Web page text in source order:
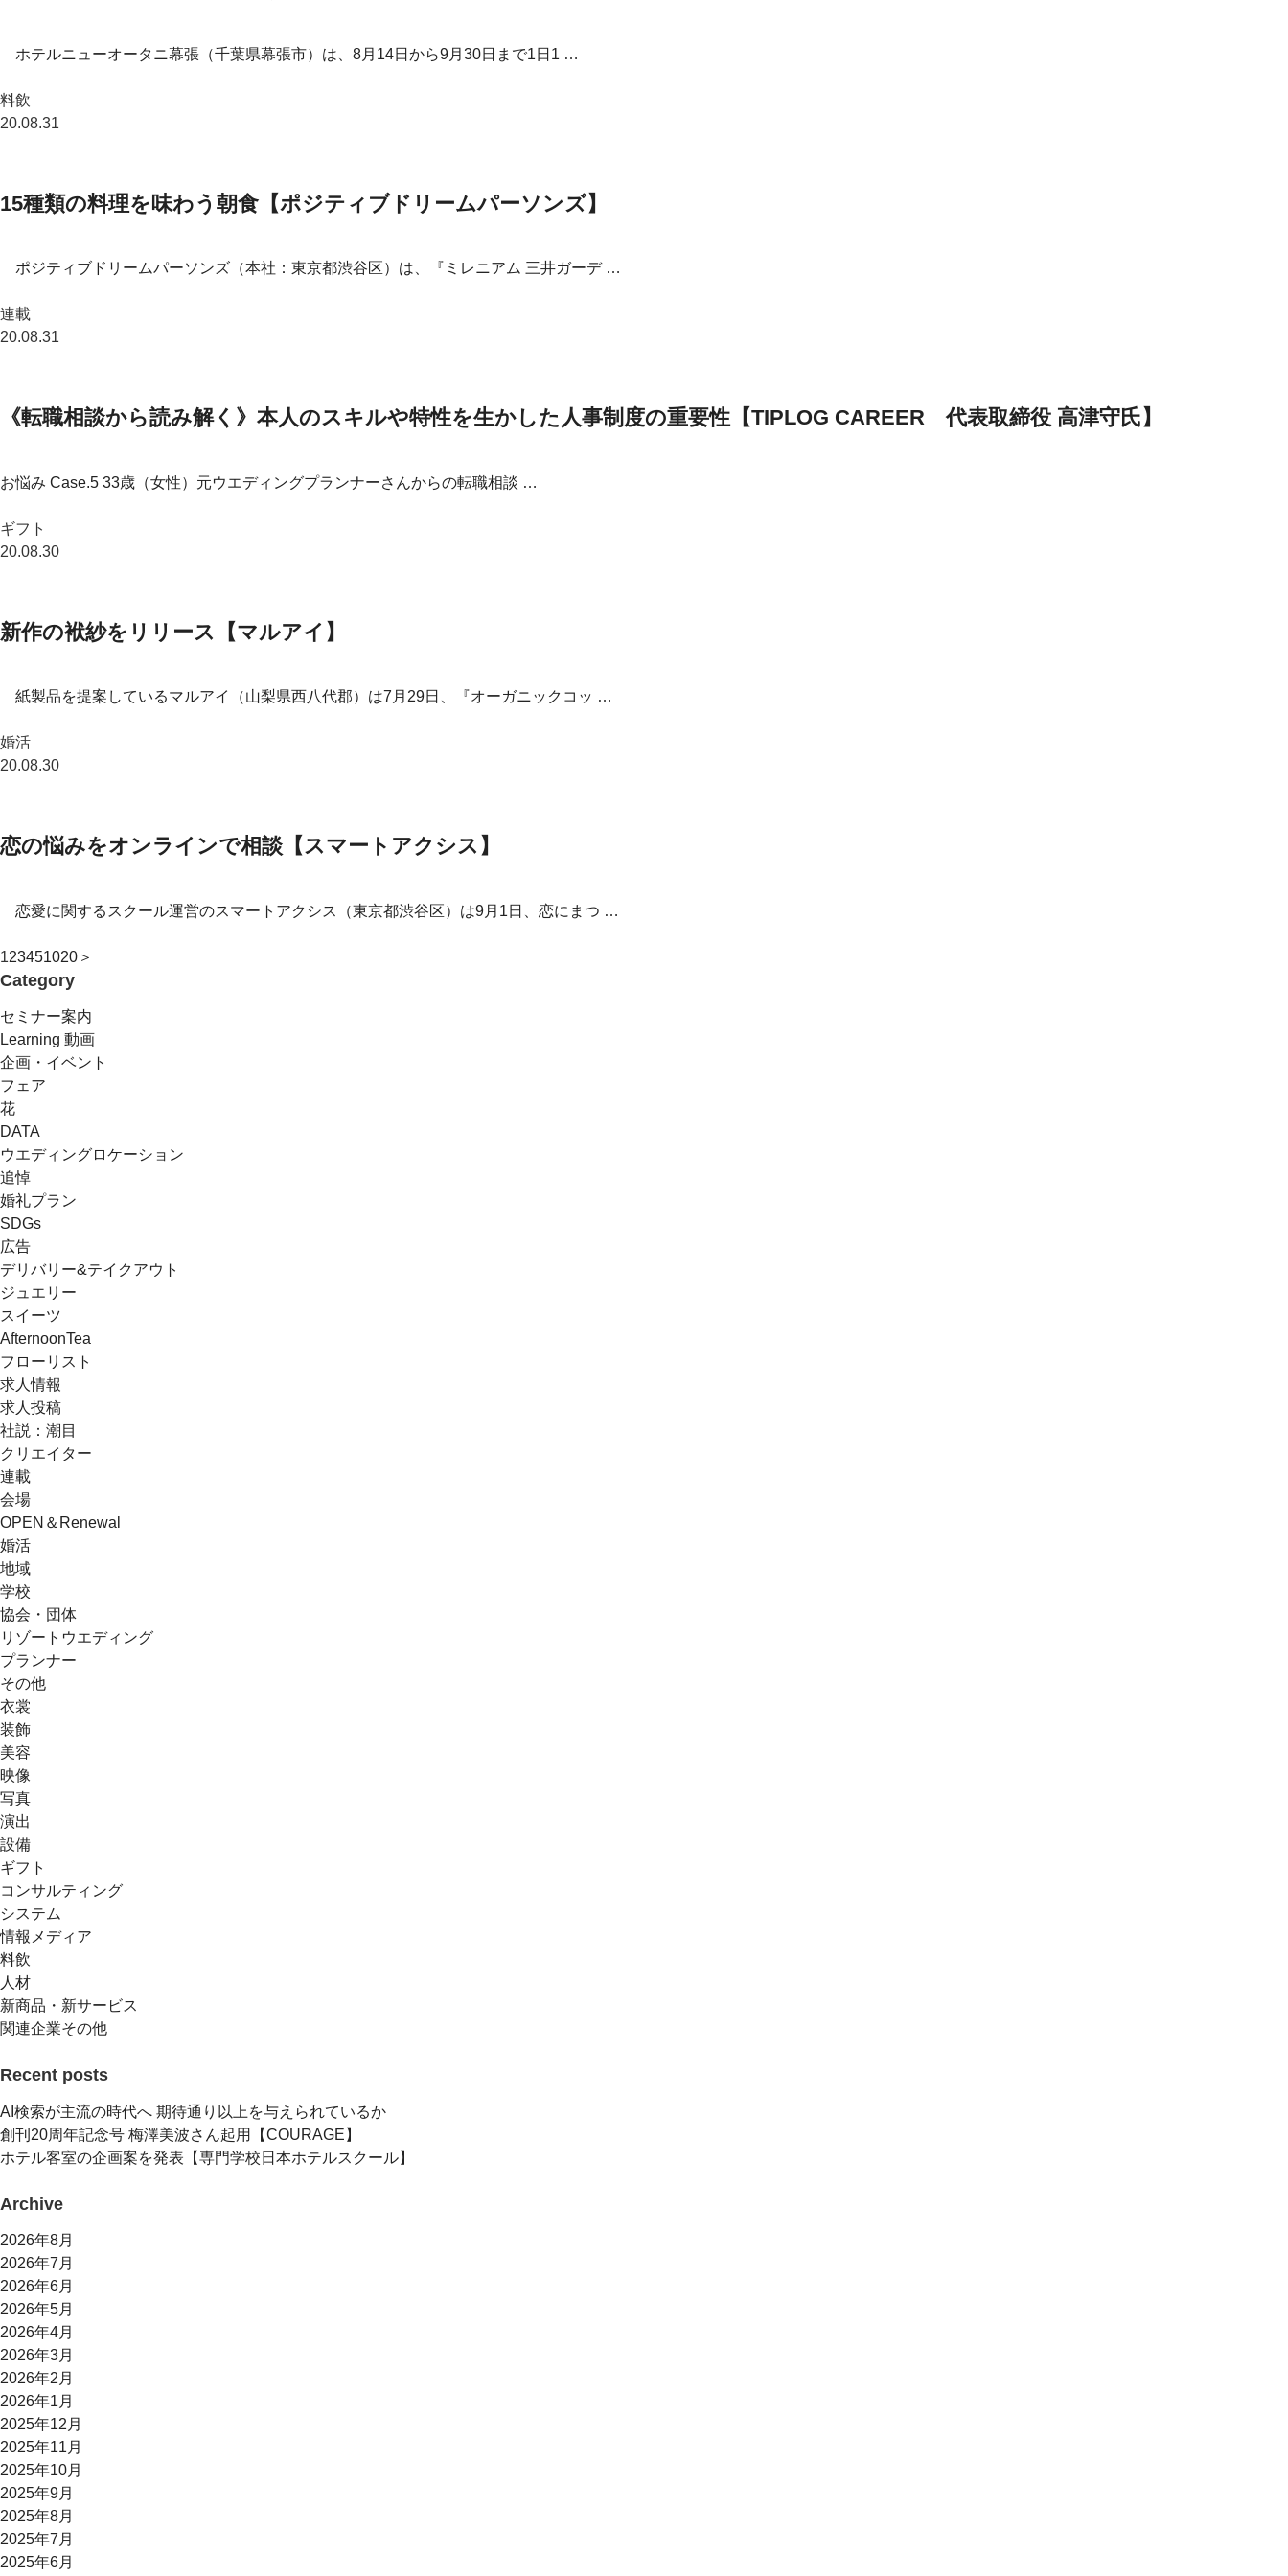
ホテルニューオータニ幕張（千葉県幕張市）は、8月14日から9月30日まで1日1 …
料飲
20.08.31
15種類の料理を味わう朝食【ポジティブドリームパーソンズ】
ポジティブドリームパーソンズ（本社：東京都渋谷区）は、『ミレニアム 三井ガーデ …
連載
20.08.31
《転職相談から読み解く》本人のスキルや特性を生かした人事制度の重要性【TIPLOG CAREER 代表取締役 高津守氏】
お悩み Case.5 33歳（女性）元ウエディングプランナーさんからの転職相談 …
ギフト
20.08.30
新作の袱紗をリリース【マルアイ】
紙製品を提案しているマルアイ（山梨県西八代郡）は7月29日、『オーガニックコッ …
婚活
20.08.30
恋の悩みをオンラインで相談【スマートアクシス】
恋愛に関するスクール運営のスマートアクシス（東京都渋谷区）は9月1日、恋にまつ …
123451020 ＞
Category
セミナー案内
Learning 動画
企画・イベント
フェア
花
DATA
ウエディングロケーション
追悼
婚礼プラン
SDGs
広告
デリバリー&テイクアウト
ジュエリー
スイーツ
AfternoonTea
フローリスト
求人情報
求人投稿
社説：潮目
クリエイター
連載
会場
OPEN＆Renewal
婚活
地域
学校
協会・団体
リゾートウエディング
プランナー
その他
衣裳
装飾
美容
映像
写真
演出
設備
ギフト
コンサルティング
システム
情報メディア
料飲
人材
新商品・新サービス
関連企業その他
Recent posts
AI検索が主流の時代へ 期待通り以上を与えられているか
創刊20周年記念号 梅澤美波さん起用【COURAGE】
ホテル客室の企画案を発表【専門学校日本ホテルスクール】
Archive
2026年8月
2026年7月
2026年6月
2026年5月
2026年4月
2026年3月
2026年2月
2026年1月
2025年12月
2025年11月
2025年10月
2025年9月
2025年8月
2025年7月
2025年6月